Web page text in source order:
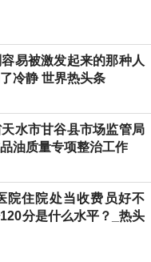
易被激发起来的那种人
冷静 世界热头条
水市甘谷县市场监管局
油质量专项整治工作
院住院处当收费员好不
分是什么水平？_热头